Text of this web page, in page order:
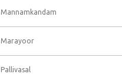
Mannamkandam
Marayoor
Pallivasal